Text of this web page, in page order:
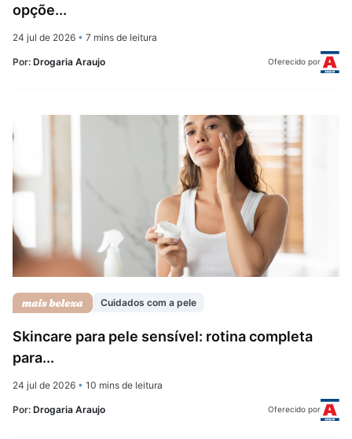
opçõe...
24 jul de 2026 • 7 mins de leitura
Por: Drogaria Araujo Oferecido por
Cuidados com a pele
Skincare para pele sensível: rotina completa
para...
24 jul de 2026 • 10 mins de leitura
Por: Drogaria Araujo Oferecido por